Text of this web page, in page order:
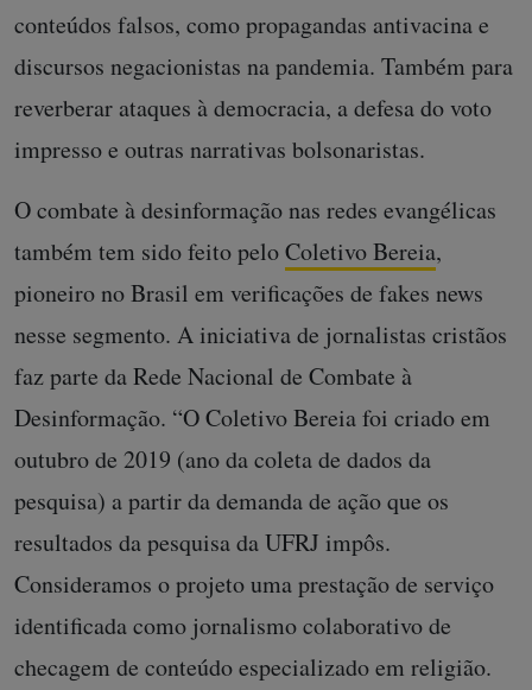
conteúdos falsos, como propagandas antivacina e
discursos negacionistas na pandemia. Também para
reverberar ataques à democracia, a defesa do voto
impresso e outras narrativas bolsonaristas.
O combate à desinformação nas redes evangélicas
também tem sido feito peloColetivo Bereia,
pioneiro no Brasil em verificações de fakes news
nesse segmento. A iniciativa de jornalistas cristãos
faz parte da Rede Nacional de Combate à
Desinformação. “O Coletivo Bereia foi criado em
outubro de 2019 (ano da coleta de dados da
pesquisa) a partir da demanda de ação que os
resultados da pesquisa da UFRJ impôs.
Consideramos o projeto uma prestação de serviço
identificada como jornalismo colaborativo de
checagem de conteúdo especializado em religião.